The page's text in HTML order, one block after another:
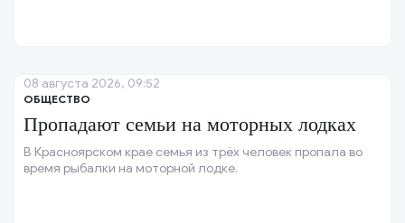
ОБЩЕСТВО
Пропадают семьи на моторных лодках
В Красноярском крае семья из трёх человек пропала во
время рыбалки на моторной лодке.
08 августа 2026, 09:52